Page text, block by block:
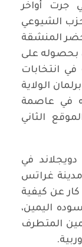
جرت أواخر
الشيوعي
المنشقة
بحصوله على
0,4 في المائة في انتخابات
في برلمان الولاية
في عاصمة
الثاني
في
مدينة غراتس
كار عن كيفية
اليمين،
المتطرف